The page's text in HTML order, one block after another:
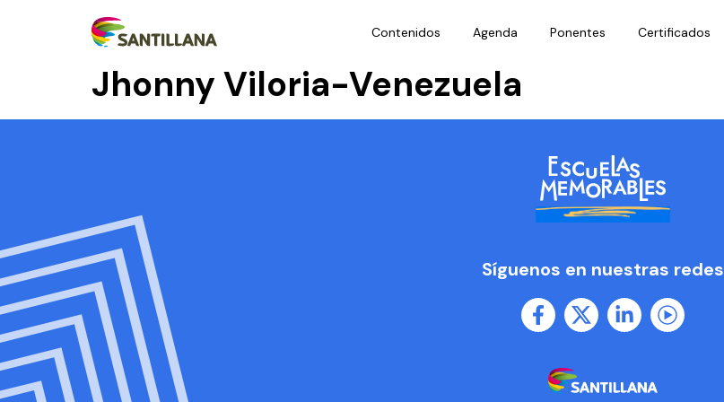
Contenidos Agenda Ponentes Certificados
Jhonny Viloria-Venezuela
Síguenos en nuestras redes